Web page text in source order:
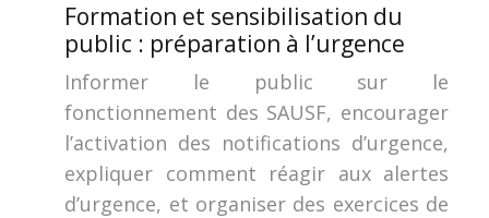
Formation et sensibilisation du
public : préparation à l’urgence
Informer le public sur le
fonctionnement des SAUSF, encourager
l’activation des notifications d’urgence,
expliquer comment réagir aux alertes
d’urgence, et organiser des exercices de